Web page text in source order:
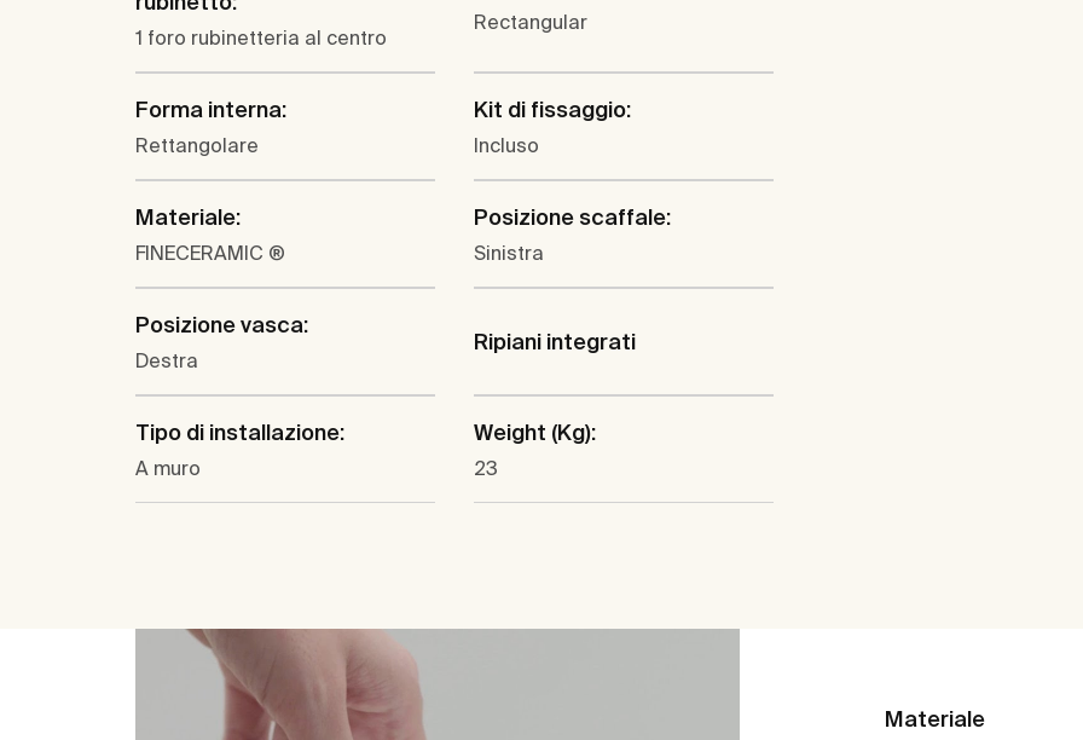
1 foro rubinetteria al centro
Rectangular
Forma interna:
Rettangolare
Kit di fissaggio:
Incluso
Materiale:
FINECERAMIC ®
Posizione scaffale:
Sinistra
Posizione vasca:
Destra
Ripiani integrati
Tipo di installazione:
A muro
Weight (Kg):
23
Materiale